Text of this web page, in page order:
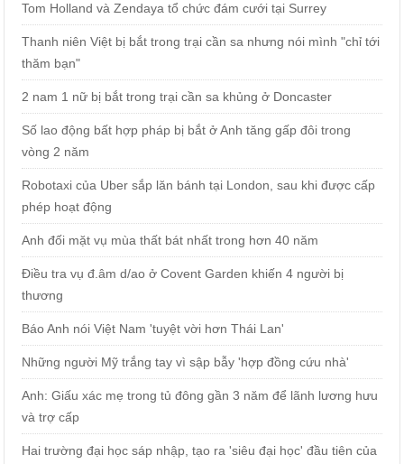
Tom Holland và Zendaya tổ chức đám cưới tại Surrey
Thanh niên Việt bị bắt trong trại cần sa nhưng nói mình "chỉ tới
thăm bạn"
2 nam 1 nữ bị bắt trong trại cần sa khủng ở Doncaster
Số lao động bất hợp pháp bị bắt ở Anh tăng gấp đôi trong
vòng 2 năm
Robotaxi của Uber sắp lăn bánh tại London, sau khi được cấp
phép hoạt động
Anh đối mặt vụ mùa thất bát nhất trong hơn 40 năm
Điều tra vụ đ.âm d/ao ở Covent Garden khiến 4 người bị
thương
Báo Anh nói Việt Nam 'tuyệt vời hơn Thái Lan'
Những người Mỹ trắng tay vì sập bẫy 'hợp đồng cứu nhà'
Anh: Giấu xác mẹ trong tủ đông gần 3 năm để lãnh lương hưu
và trợ cấp
Hai trường đại học sáp nhập, tạo ra 'siêu đại học' đầu tiên của